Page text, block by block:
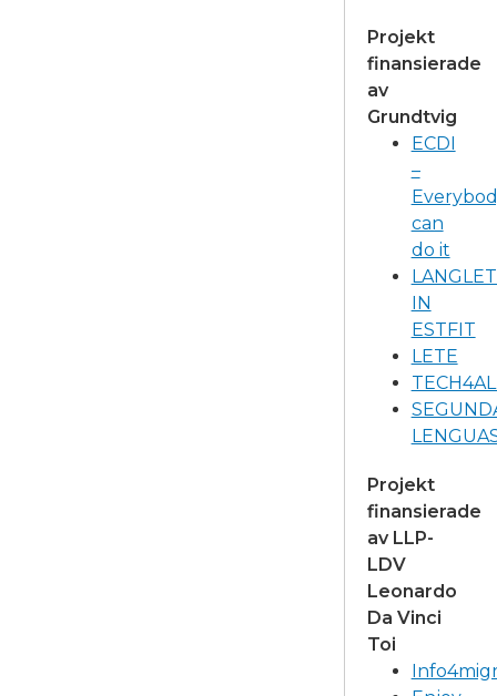
Projekt
finansierade
av
Grundtvig
ECDI
–
can
do it
IN
ESTFIT
LETE
Projekt
finansierade
av LLP-
LDV
Leonardo
Da Vinci
Toi